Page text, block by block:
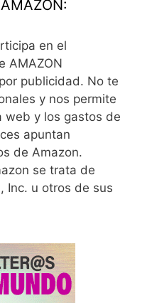
en el
AMAZON
publicidad. No te
y nos permite
web y los gastos de
apuntan
de Amazon.
se trata de
Inc. u otros de sus